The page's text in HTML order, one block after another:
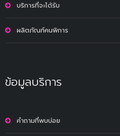
บริการที่จะได้รับ
ผลิตภัณฑ์คนพิการ
ข้อมูลบริการ
คำถามที่พบบ่อย